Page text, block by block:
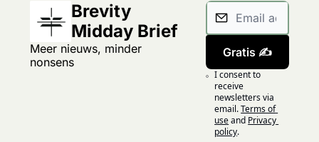
Brevity
Midday Brief
Meer nieuws, minder
nonsens
Gratis ✍️
I consent to
receive
newsletters via
email.Terms of
useand Privacy
policy.